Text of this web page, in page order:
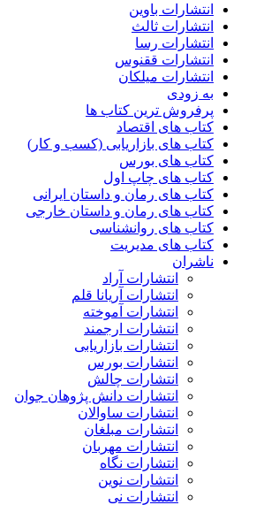
انتشارات باوین
انتشارات ثالث
انتشارات رسا
انتشارات ققنوس
انتشارات میلکان
به زودی
پرفروش ترین کتاب ها
کتاب های اقتصاد
کتاب های بازاریابی (کسب و کار)
کتاب های بورس
کتاب های چاپ اول
کتاب های رمان و داستان ایرانی
کتاب های رمان و داستان خارجی
کتاب های روانشناسی
کتاب های مدیریت
ناشران
انتشارات آراد
انتشارات آریانا قلم
انتشارات آموخته
انتشارات ارجمند
انتشارات بازاریابی
انتشارات بورس
انتشارات چالش
انتشارات دانش پژوهان جوان
انتشارات ساوالان
انتشارات مبلغان
انتشارات مهربان
انتشارات نگاه
انتشارات نوین
انتشارات نی